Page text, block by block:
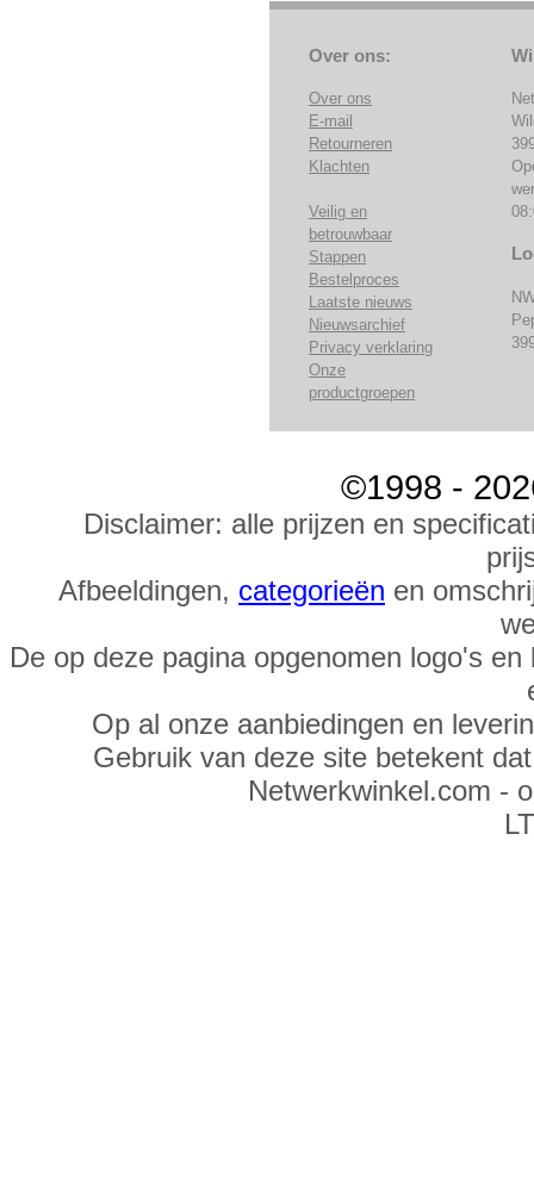
Over ons:
Over ons
E-mail
Retourneren
Klachten
Veilig en
betrouwbaar
Stappen
Bestelproces
Laatste nieuws
Nieuwsarchief
Privacy verklaring
Onze
productgroepen
©1998 -
Disclaimer: alle prijzen en
Afbeeldingen, categorieën en
De op deze pagina opgenomen logo's
Op al onze aanbiedingen en
Gebruik van deze site betekent
Netwerkwinkel.com -